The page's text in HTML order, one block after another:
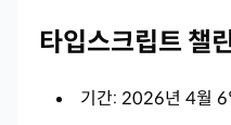
타입스크립트 챌
기간: 2026년 4월